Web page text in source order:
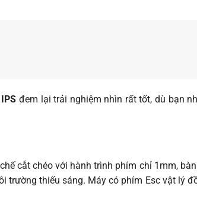
IPS đem lại trải nghiệm nhìn rất tốt, dù bạn
cắt chéo với hành trình phím chỉ 1mm,
thiếu sáng. Máy có phím Esc vật lý